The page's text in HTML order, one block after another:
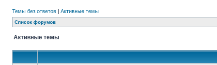
Темы без ответов | Активные темы
Список форумов
Активные темы